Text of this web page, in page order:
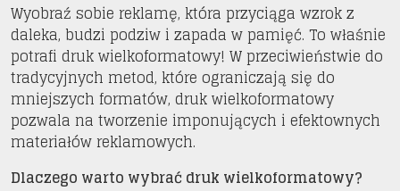
Wyobraź sobie reklamę, która przyciąga wzrok z
daleka, budzi podziw i zapada w pamięć. To właśnie
potrafi druk wielkoformatowy! W przeciwieństwie do
tradycyjnych metod, które ograniczają się do
mniejszych formatów, druk wielkoformatowy
pozwala na tworzenie imponujących i efektownych
materiałów reklamowych.
Dlaczego warto wybrać druk wielkoformatowy?